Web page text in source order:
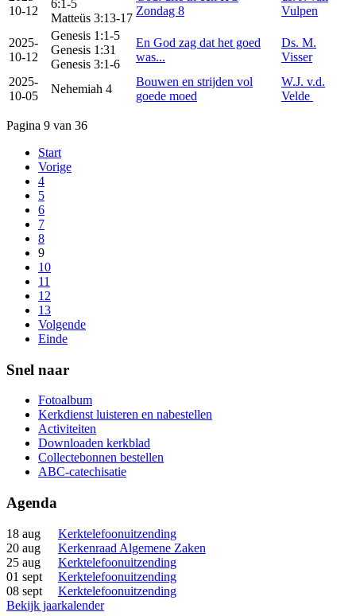
10-12
6:1-5
Matteüs 3:13-17
Zondag 8
Vulpen
2025-
10-12
Genesis 1:1-5
Genesis 1:31
Genesis 3:1-6
En God zag dat het goed
was...
Ds. M.
Visser
2025-
10-05
Nehemiah 4
Bouwen en strijden vol
goede moed
W.J. v.d.
Velde
Pagina 9 van 36
Start
Vorige
4
5
6
7
8
9
10
11
12
13
Volgende
Einde
Snel naar
Fotoalbum
Kerkdienst luisteren en nabestellen
Activiteiten
Downloaden kerkblad
Collectebonnen bestellen
ABC-catechisatie
Agenda
18 aug
Kerktelefoonuitzending
20 aug
Kerkenraad Algemene Zaken
25 aug
Kerktelefoonuitzending
01 sept
Kerktelefoonuitzending
08 sept
Kerktelefoonuitzending
Bekijk jaarkalender